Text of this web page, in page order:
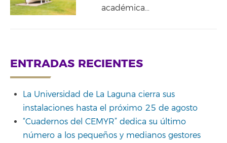
académica…
ENTRADAS RECIENTES
La Universidad de La Laguna cierra sus
instalaciones hasta el próximo 25 de agosto
“Cuadernos del CEMYR” dedica su último
número a los pequeños y medianos gestores